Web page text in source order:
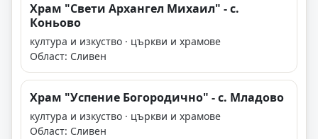
Храм "Свети Архангел Михаил" - с.
Коньово
култура и изкуство · църкви и храмове
Област: Сливен
Храм "Успение Богородично" - с. Младово
култура и изкуство · църкви и храмове
Област: Сливен